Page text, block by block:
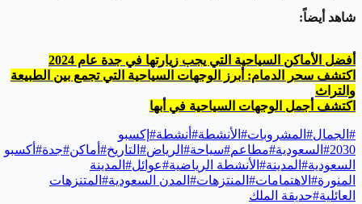
شاهد أيضاً:
أفضل الأماكن السياحية التي يجب زيارتها في جدة عام 2024
اكتشف سحر الدمام: أبرز الوجهات السياحية التي تجمع بين الطبيعة
والتراث
اكتشف أجمل الوجهات السياحية في أبها
# الجمال# المشروبات# الأنشطة# أنشطة# إكسبو
2030
# السعودية#مطاعم#سياحة# الرياض# التاريخ# أماكن#جدة# أكسبو
السعودية# المدينة# الأنشطة الرياضية#عوائل# المدينة
المنورة# الاهتمامات# المنتزهات# المدن السعودية# المتنزهات
العائلية#حديقة الملك